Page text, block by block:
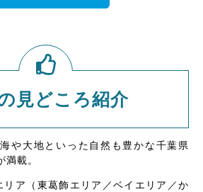
見どころ紹介
や大地といった自然も豊かな千葉県
載。
ア（東葛飾エリア／ベイエリア／か